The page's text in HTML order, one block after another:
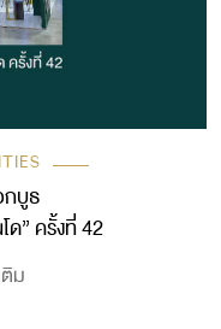
บูธ
ด” ครั้งที่ 42
ม